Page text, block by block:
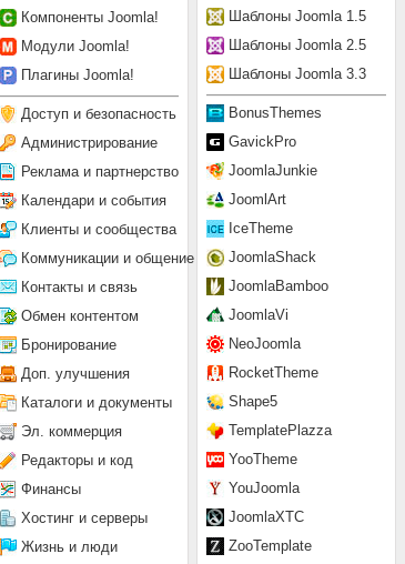
Шаблоны Joomla 1.5
Шаблоны Joomla 2.5
Шаблоны Joomla 3.3
BonusThemes
GavickPro
JoomlaJunkie
JoomlArt
IceTheme
JoomlaShack
JoomlaBamboo
JoomlaVi
NeoJoomla
RocketTheme
Shape5
TemplatePlazza
YooTheme
YouJoomla
JoomlaXTC
ZooTemplate
Компоненты Joomla!
Модули Joomla!
Плагины Joomla!
Доступ и безопасность
Администрирование
Реклама и партнерство
Календари и события
Клиенты и сообщества
Коммуникации и общение
Контакты и связь
Обмен контентом
Бронирование
Доп. улучшения
Каталоги и документы
Эл. коммерция
Редакторы и код
Финансы
Хостинг и серверы
Жизнь и люди